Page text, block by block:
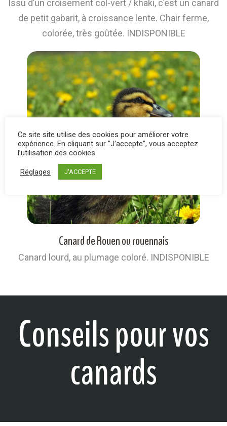
Issu d’un croisement col-vert / khaki, c’est un canard
de petit gabarit, à croissance lente. Chair ferme,
colorée, très goûtée. INDISPONIBLE
Canard de Rouen ou rouennais
Canard lourd, au plumage coloré. INDISPONIBLE
Conseils pour vos
canards
Ce site site utilise des cookies pour améliorer votre
expérience. En cliquant sur ”J’accepte”, vous acceptez
l’utilisation des cookies.
Réglages J'ACCEPTE